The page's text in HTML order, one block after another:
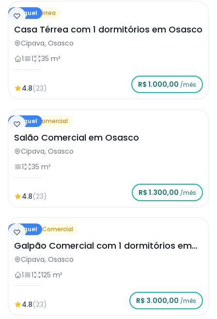
Aluguel
Casa Térrea
Casa Térrea com 1 dormitórios em Osasco
Cipava, Osasco
1
1 35 m²
4.8(23) R$ 1.000,00 /mês
Aluguel
Salão Comercial
Salão Comercial em Osasco
Cipava, Osasco
1
35 m²
4.8(23) R$ 1.300,00 /mês
Aluguel
Galpão Comercial
Galpão Comercial com 1 dormitórios em
Osasco
Cipava, Osasco
1
1 125 m²
4.8(23) R$ 3.000,00 /mês